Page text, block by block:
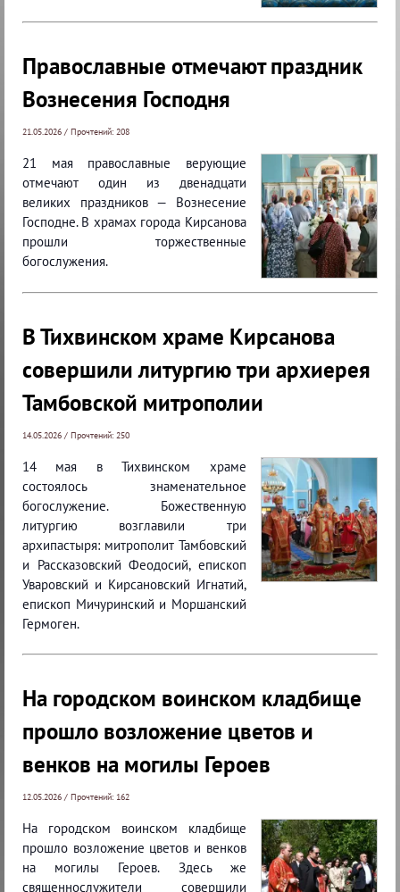
Православные отмечают праздник
Вознесения Господня
21.05.2026 / Прочтений: 208
21 мая православные верующие
отмечают один из двенадцати
великих праздников — Вознесение
Господне. В храмах города Кирсанова
прошли торжественные
богослужения.
В Тихвинском храме Кирсанова
совершили литургию три архиерея
Тамбовской митрополии
14.05.2026 / Прочтений: 250
14 мая в Тихвинском храме
состоялось знаменательное
богослужение. Божественную
литургию возглавили три
архипастыря: митрополит Тамбовский
и Рассказовский Феодосий, епископ
Уваровский и Кирсановский Игнатий,
епископ Мичуринский и Моршанский
Гермоген.
На городском воинском кладбище
прошло возложение цветов и
венков на могилы Героев
12.05.2026 / Прочтений: 162
На городском воинском кладбище
прошло возложение цветов и венков
на могилы Героев. Здесь же
священнослужители совершили